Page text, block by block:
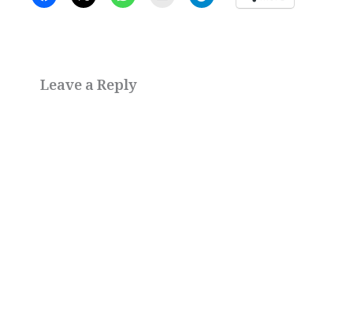
Leave a Reply